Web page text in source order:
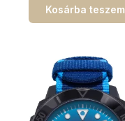
Kosárba teszem